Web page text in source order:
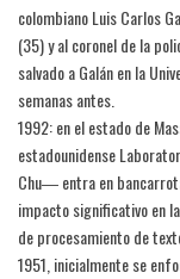
colombiano Luis Carlos
(35) y al coronel de la
salvado a Galán en la
semanas antes.
1992: en el estado de
estadounidense
Chu― entra en
impacto significativo en
de procesamiento de
1951, inicialmente se